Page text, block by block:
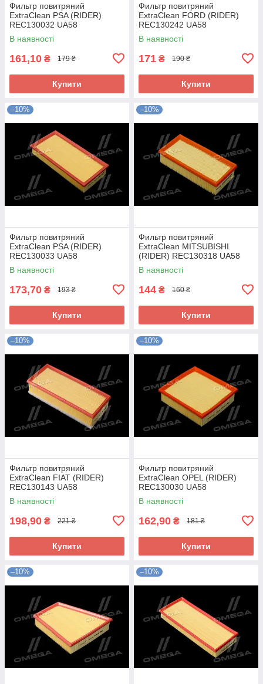
Фильтр повитряний
ExtraClean PSA (RIDER)
REC130032 UA58
В наявності
161,10 ₴ 179 ₴
Купити
Фильтр повитряний
ExtraClean FORD (RIDER)
REC130242 UA58
В наявності
171 ₴ 190 ₴
Купити
–10%
Фильтр повитряний
ExtraClean PSA (RIDER)
REC130033 UA58
В наявності
173,70 ₴ 193 ₴
Купити
–10%
Фильтр повитряний
ExtraClean MITSUBISHI
(RIDER) REC130318 UA58
В наявності
144 ₴ 160 ₴
Купити
–10%
Фильтр повитряний
ExtraClean FIAT (RIDER)
REC130143 UA58
В наявності
198,90 ₴ 221 ₴
Купити
–10%
Фильтр повитряний
ExtraClean OPEL (RIDER)
REC130030 UA58
В наявності
162,90 ₴ 181 ₴
Купити
–10% –10%